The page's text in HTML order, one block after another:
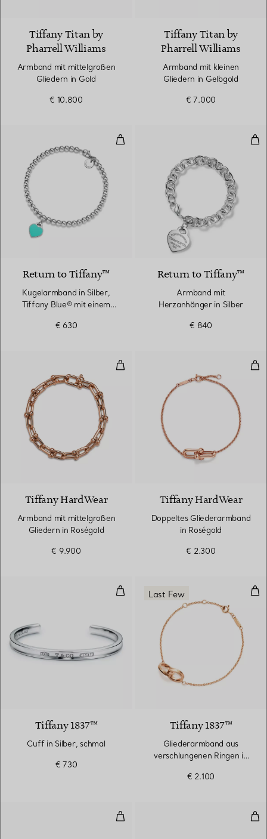
Tiffany Titan by
Pharrell Williams
Armband mit mittelgroßen
Gliedern in Gold
€ 10.800
Tiffany Titan by
Pharrell Williams
Armband mit kleinen
Gliedern in Gelbgold
€ 7.000
Kugelarmband in Silber, Tiffany
3 Farben
Return to Tiffany™
Kugelarmband in Silber,
Tiffany Blue® mit einem
€ 630
Return to Tiffany™
Armband mit
Herzanhänger in Silber
€ 840
Armband mit mittelgroßen
2 Materialien
Tiffany HardWear
Armband mit mittelgroßen
Gliedern in Roségold
€ 9.900
Tiffany HardWear
Doppeltes Gliederarmband
in Roségold
€ 2.300
Cuff in Silber, schmal
Tiffany 1837™
Cuff in Silber, schmal
€ 730
Last Few
Tiffany 1837™
Gliederarmband aus
verschlungenen Ringen in
€ 2.100
Einreihiger Diamond Hoop